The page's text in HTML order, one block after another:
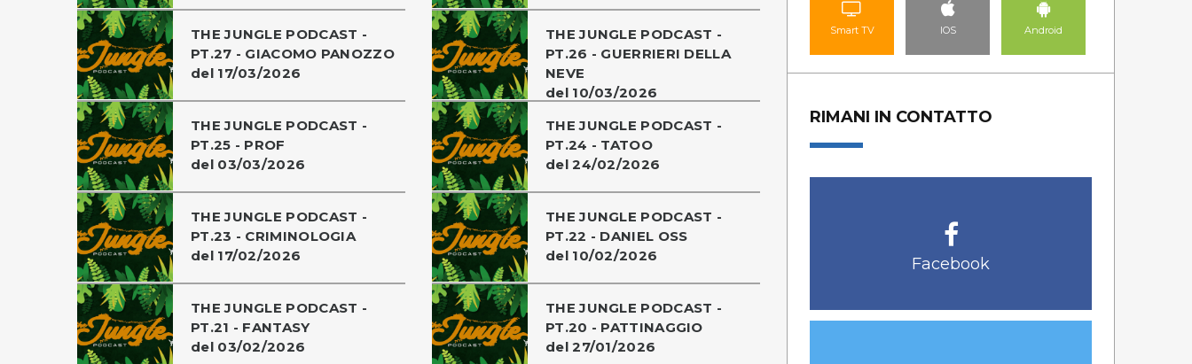
THE JUNGLE PODCAST -
PT.27 - GIACOMO PANOZZO
del 17/03/2026
THE JUNGLE PODCAST -
PT.26 - GUERRIERI DELLA
NEVE
del 10/03/2026
THE JUNGLE PODCAST -
PT.25 - PROF
del 03/03/2026
THE JUNGLE PODCAST -
PT.24 - TATOO
del 24/02/2026
THE JUNGLE PODCAST -
PT.23 - CRIMINOLOGIA
del 17/02/2026
THE JUNGLE PODCAST -
PT.22 - DANIEL OSS
del 10/02/2026
THE JUNGLE PODCAST -
PT.21 - FANTASY
del 03/02/2026
THE JUNGLE PODCAST -
PT.20 - PATTINAGGIO
del 27/01/2026
Smart TV IOS Android
RIMANI IN CONTATTO
Facebook